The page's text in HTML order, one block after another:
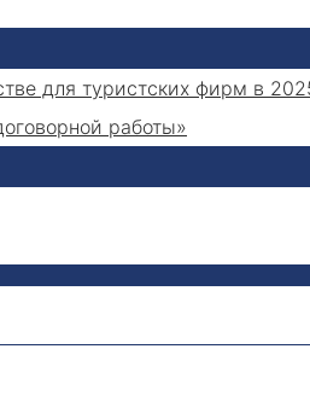
для туристских фирм в
работы»